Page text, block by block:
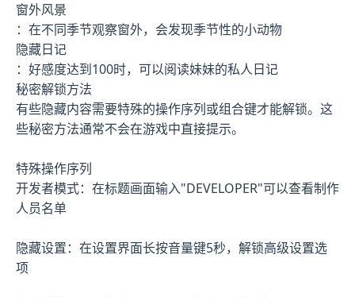
窗外风景
：在不同季节观察窗外，会发现季节性的小动物
隐藏日记
：好感度达到100时，可以阅读妹妹的私人日记
秘密解锁方法
有些隐藏内容需要特殊的操作序列或组合键才能解锁。这
些秘密方法通常不会在游戏中直接提示。
特殊操作序列
开发者模式：在标题画面输入"DEVELOPER"可以查看制作
人员名单
隐藏设置：在设置界面长按音量键5秒，解锁高级设置选
项